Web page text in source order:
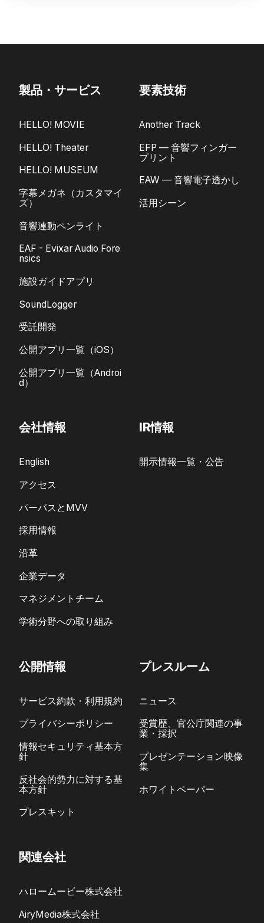
製品・サービス
HELLO! MOVIE
HELLO! Theater
HELLO! MUSEUM
字幕メガネ（カスタマイ
ズ）
音響連動ペンライト
EAF - Evixar Audio Fore
nsics
施設ガイドアプリ
SoundLogger
受託開発
公開アプリ一覧（iOS）
公開アプリ一覧（Androi
d）
要素技術
Another Track
EFP — 音響フィンガー
プリント
EAW — 音響電子透かし
活用シーン
会社情報
English
アクセス
パーパスとMVV
採用情報
沿革
企業データ
マネジメントチーム
学術分野への取り組み
IR情報
開示情報一覧・公告
公開情報
サービス約款・利用規約
プライバシーポリシー
情報セキュリティ基本方
針
反社会的勢力に対する基
本方針
プレスキット
プレスルーム
ニュース
受賞歴、官公庁関連の事
業・採択
プレゼンテーション映像
集
ホワイトペーパー
関連会社
ハロームービー株式会社
AiryMedia株式会社